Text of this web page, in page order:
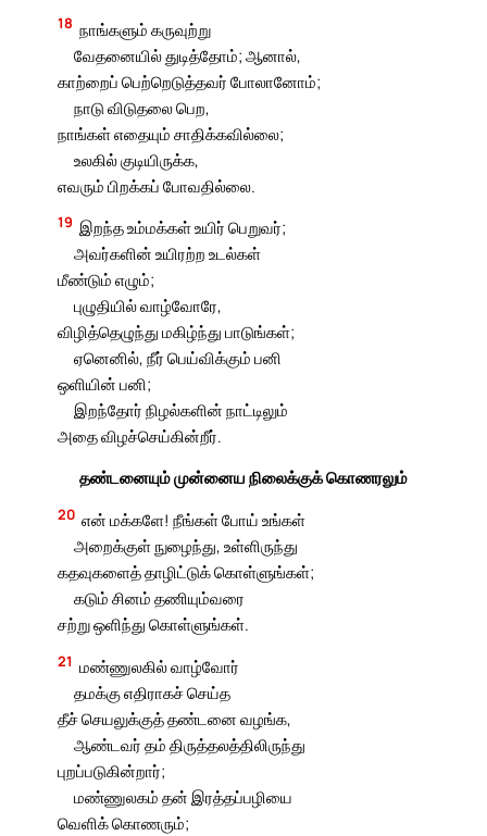
18 நாங்களும் கருவுற்று
வேதனையில் துடித்தோம்; ஆனால்,
காற்றைப் பெற்றெடுத்தவர் போலானோம்;
நாடு விடுதலை பெற,
நாங்கள் எதையும் சாதிக்கவில்லை;
உலகில் குடியிருக்க,
எவரும் பிறக்கப் போவதில்லை.
19 இறந்த உம்மக்கள் உயிர் பெறுவர்;
அவர்களின் உயிரற்ற உடல்கள்
மீண்டும் எழும்;
புழுதியில் வாழ்வோரே,
விழித்தெழுந்து மகிழ்ந்து பாடுங்கள்;
ஏனெனில், நீர் பெய்விக்கும் பனி
ஒளியின் பனி;
இறந்தோர் நிழல்களின் நாட்டிலும்
அதை விழச்செய்கின்றீர்.
தண்டனையும் முன்னைய நிலைக்குக் கொணரலும்
20 என் மக்களே! நீங்கள் போய் உங்கள்
அறைக்குள் நுழைந்து, உள்ளிருந்து
கதவுகளைத் தாழிட்டுக் கொள்ளுங்கள்;
கடும் சினம் தணியும்வரை
சற்று ஒளிந்து கொள்ளுங்கள்.
21 மண்ணுலகில் வாழ்வோர்
தமக்கு எதிராகச் செய்த
தீச் செயலுக்குத் தண்டனை வழங்க,
ஆண்டவர் தம் திருத்தலத்திலிருந்து
புறப்படுகின்றார்;
மண்ணுலகம் தன் இரத்தப்பழியை
வெளிக் கொணரும்;